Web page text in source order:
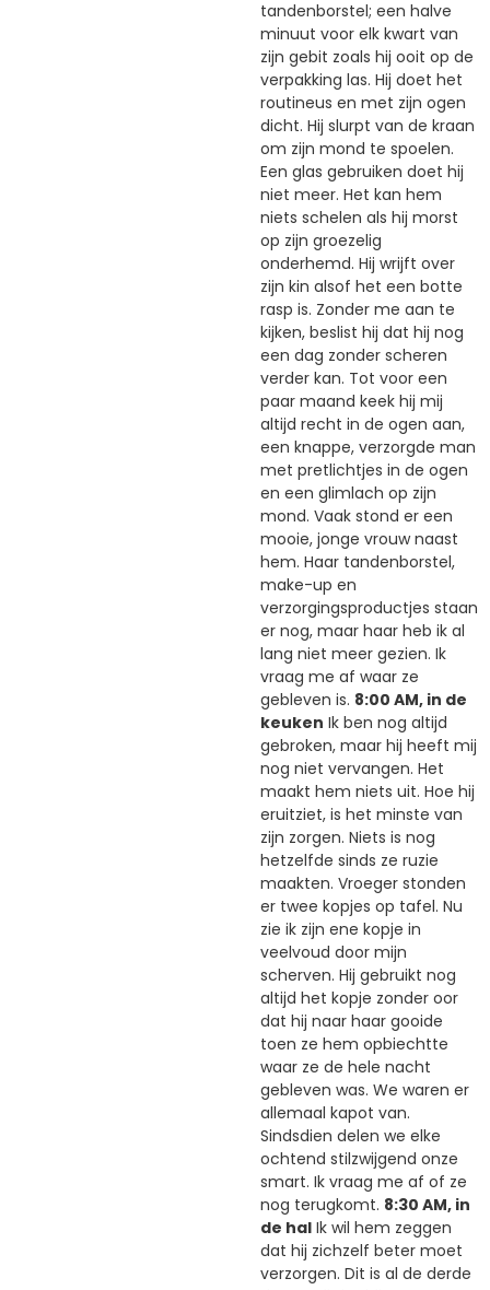
tandenborstel; een halve
minuut voor elk kwart van
zijn gebit zoals hij ooit op de
verpakking las. Hij doet het
routineus en met zijn ogen
dicht. Hij slurpt van de kraan
om zijn mond te spoelen.
Een glas gebruiken doet hij
niet meer. Het kan hem
niets schelen als hij morst
op zijn groezelig
onderhemd. Hij wrijft over
zijn kin alsof het een botte
rasp is. Zonder me aan te
kijken, beslist hij dat hij nog
een dag zonder scheren
verder kan. Tot voor een
paar maand keek hij mij
altijd recht in de ogen aan,
een knappe, verzorgde man
met pretlichtjes in de ogen
en een glimlach op zijn
mond. Vaak stond er een
mooie, jonge vrouw naast
hem. Haar tandenborstel,
make-up en
verzorgingsproductjes staan
er nog, maar haar heb ik al
lang niet meer gezien. Ik
vraag me af waar ze
gebleven is. 8:00 AM, in de
keuken Ik ben nog altijd
gebroken, maar hij heeft mij
nog niet vervangen. Het
maakt hem niets uit. Hoe hij
eruitziet, is het minste van
zijn zorgen. Niets is nog
hetzelfde sinds ze ruzie
maakten. Vroeger stonden
er twee kopjes op tafel. Nu
zie ik zijn ene kopje in
veelvoud door mijn
scherven. Hij gebruikt nog
altijd het kopje zonder oor
dat hij naar haar gooide
toen ze hem opbiechtte
waar ze de hele nacht
gebleven was. We waren er
allemaal kapot van.
Sindsdien delen we elke
ochtend stilzwijgend onze
smart. Ik vraag me af of ze
nog terugkomt. 8:30 AM, in
de hal Ik wil hem zeggen
dat hij zichzelf beter moet
verzorgen. Dit is al de derde